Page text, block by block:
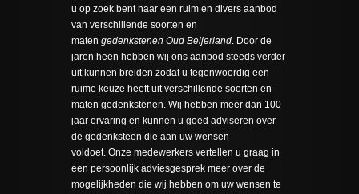
u op zoek bent naar een ruim en divers aanbod
van verschillende soorten en
maten gedenkstenen Oud Beijerland. Door de
jaren heen hebben wij ons aanbod steeds verder
uit kunnen breiden zodat u tegenwoordig een
ruime keuze heeft uit verschillende soorten en
maten gedenkstenen. Wij hebben meer dan 100
jaar ervaring en kunnen u goed adviseren over
de gedenksteen die aan uw wensen
voldoet. Onze medewerkers vertellen u graag in
een persoonlijk adviesgesprek meer over de
mogelijkheden die wij hebben om uw wensen te